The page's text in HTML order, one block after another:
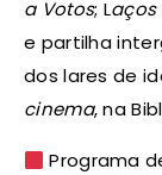
a Votos; Laços
e partilha
dos lares de
cinema, na
Programa